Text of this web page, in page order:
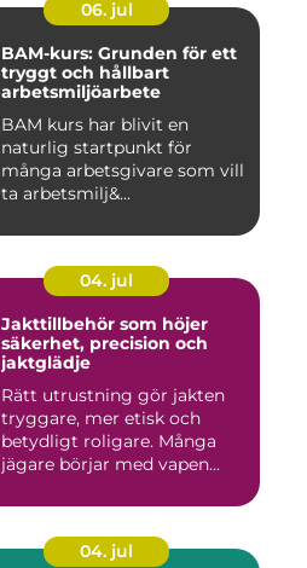
06. jul
BAM-kurs: Grunden för ett
tryggt och hållbart
arbetsmiljöarbete
BAM kurs har blivit en
naturlig startpunkt för
många arbetsgivare som vill
ta arbetsmilj&...
04. jul
Jakttillbehör som höjer
säkerhet, precision och
jaktglädje
Rätt utrustning gör jakten
tryggare, mer etisk och
betydligt roligare. Många
jägare börjar med vapen...
04. jul